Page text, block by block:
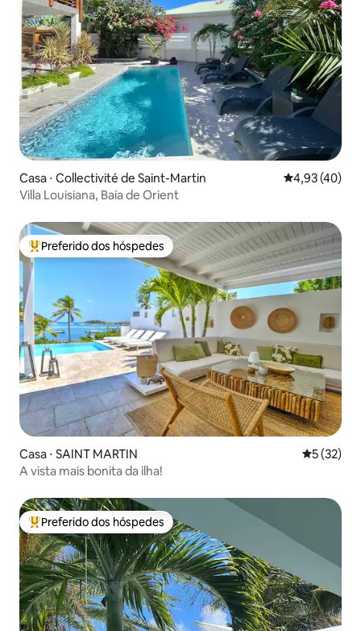
Casa ⋅ Collectivité de Saint-Martin 4,93 de uma
4,93 (40)
Villa Louisiana, Baía de Orient
Entre os melhores preferidos dos hóspedes
Preferido dos hóspedes
Casa ⋅ SAINT MARTIN 5 de uma
5 (32)
A vista mais bonita da ilha!
Entre os melhores preferidos dos hóspedes
Preferido dos hóspedes